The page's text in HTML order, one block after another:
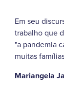
Em seu
trabalho que
"a pandemia
muitas
Mariangela